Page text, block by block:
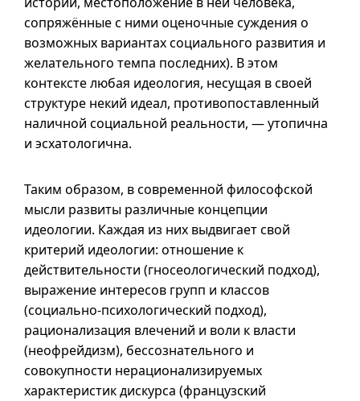
сопряжённые с ними оценочные суждения о
возможных вариантах социального развития и
желательного темпа последних). В этом
контексте любая идеология, несущая в своей
структуре некий идеал, противопоставленный
наличной социальной реальности, — утопична
и эсхатологична.
Таким образом, в современной философской
мысли развиты различные концепции
идеологии. Каждая из них выдвигает свой
критерий идеологии: отношение к
действительности (гносеологический подход),
выражение интересов групп и классов
(социально-психологический подход),
рационализация влечений и воли к власти
(неофрейдизм), бессознательного и
совокупности нерационализируемых
характеристик дискурса (французский